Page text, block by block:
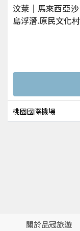
汶萊｜馬來西亞
島浮潛.原民文化
桃園國際機場
關於品冠旅遊